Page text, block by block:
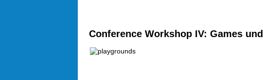
Conference Workshop IV: Games